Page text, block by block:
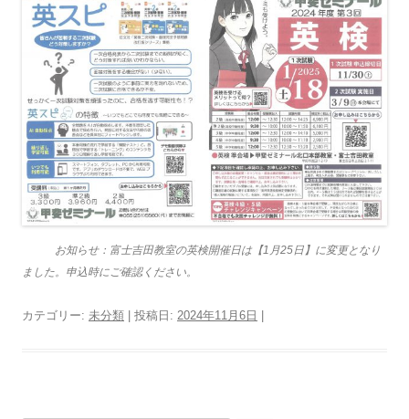
お知らせ：富士吉田教室の英検開催日は【1月25日】に変更となり
ました。申込時にご確認ください。
カテゴリー: 未分類 | 投稿日: 2024年11月6日